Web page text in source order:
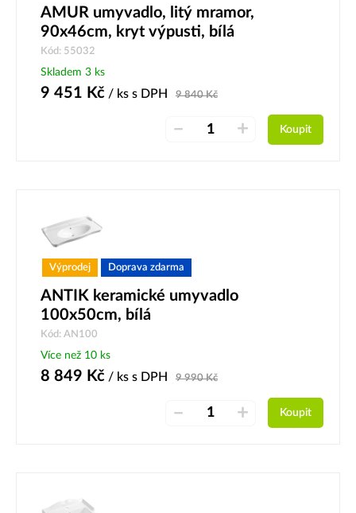
AMUR umyvadlo, litý mramor,
90x46cm, kryt výpusti, bílá
Kód: 55032
Skladem 3 ks
9 451 Kč / ks s DPH 9 840Kč
– + Koupit
Výprodej Doprava zdarma
ANTIK keramické umyvadlo
100x50cm, bílá
Kód: AN100
Více než 10 ks
8 849 Kč / ks s DPH 9 990Kč
– + Koupit